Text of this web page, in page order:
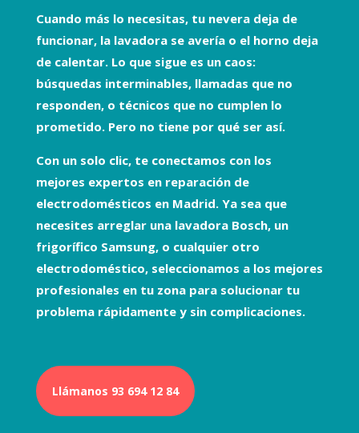
Cuando más lo necesitas, tu nevera deja de
funcionar, la lavadora se avería o el horno deja
de calentar. Lo que sigue es un caos:
búsquedas interminables, llamadas que no
responden, o técnicos que no cumplen lo
prometido. Pero no tiene por qué ser así.
Con un solo clic, te conectamos con los
mejores expertos en reparación de
electrodomésticos en Madrid. Ya sea que
necesites arreglar una lavadora Bosch, un
frigorífico Samsung, o cualquier otro
electrodoméstico, seleccionamos a los mejores
profesionales en tu zona para solucionar tu
problema rápidamente y sin complicaciones.
Llámanos 93 694 12 84